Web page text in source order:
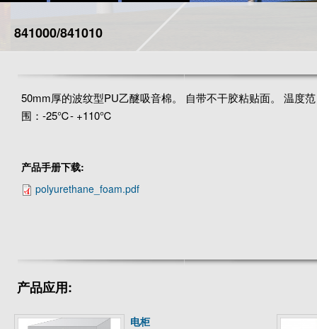
841000/841010
50mm厚的波纹型PU乙醚吸音棉。 自带不干胶粘贴面。 温度范
围：-25℃- +110℃
产品手册下载:
polyurethane_foam.pdf
产品应用:
电柜